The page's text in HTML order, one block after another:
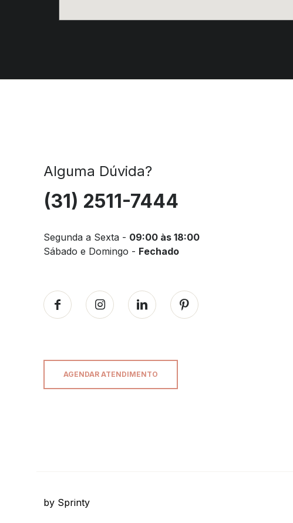
Alguma Dúvida?
(31) 2511-7444
Segunda a Sexta - 09:00 às 18:00
Sábado e Domingo - Fechado
AGENDAR ATENDIMENTO
by Sprinty